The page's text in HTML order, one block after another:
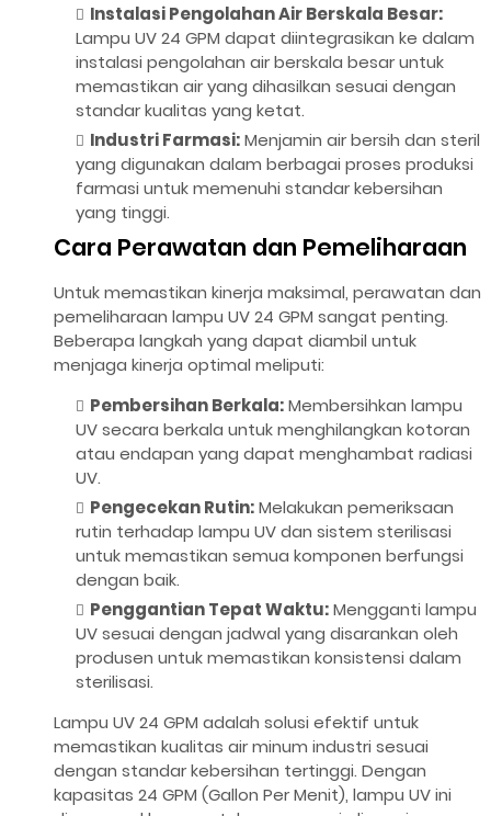
Instalasi Pengolahan Air Berskala Besar:
Lampu UV 24 GPM dapat diintegrasikan ke dalam
instalasi pengolahan air berskala besar untuk
memastikan air yang dihasilkan sesuai dengan
standar kualitas yang ketat.
Industri Farmasi:Menjamin air bersih dan steril
yang digunakan dalam berbagai proses produksi
farmasi untuk memenuhi standar kebersihan
yang tinggi.
Cara Perawatan dan Pemeliharaan
Untuk memastikan kinerja maksimal, perawatan dan
pemeliharaan lampu UV 24 GPM sangat penting.
Beberapa langkah yang dapat diambil untuk
menjaga kinerja optimal meliputi:
Pembersihan Berkala:Membersihkan lampu
UV secara berkala untuk menghilangkan kotoran
atau endapan yang dapat menghambat radiasi
UV.
Pengecekan Rutin:Melakukan pemeriksaan
rutin terhadap lampu UV dan sistem sterilisasi
untuk memastikan semua komponen berfungsi
dengan baik.
Penggantian Tepat Waktu:Mengganti lampu
UV sesuai dengan jadwal yang disarankan oleh
produsen untuk memastikan konsistensi dalam
sterilisasi.
Lampu UV 24 GPM adalah solusi efektif untuk
memastikan kualitas air minum industri sesuai
dengan standar kebersihan tertinggi. Dengan
kapasitas 24 GPM (Gallon Per Menit), lampu UV ini